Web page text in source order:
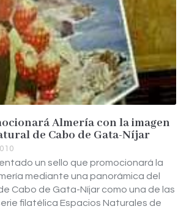
Almería con la imagen
de Cabo de Gata-Níjar
un sello que promocionará la
mediante una panorámica del
Cabo de Gata-Níjar como una de las
filatélica Espacios Naturales de